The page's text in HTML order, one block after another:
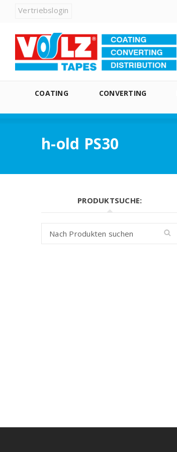
Vertriebslogin
COATING CONVERTING
h-old PS30
PRODUKTSUCHE: